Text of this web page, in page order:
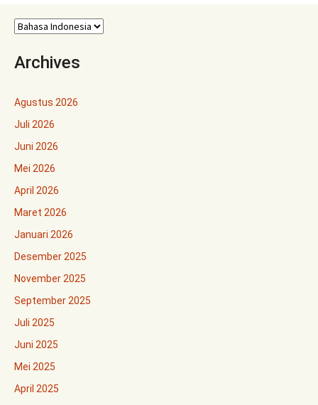
Archives
Agustus 2026
Juli 2026
Juni 2026
Mei 2026
April 2026
Maret 2026
Januari 2026
Desember 2025
November 2025
September 2025
Juli 2025
Juni 2025
Mei 2025
April 2025